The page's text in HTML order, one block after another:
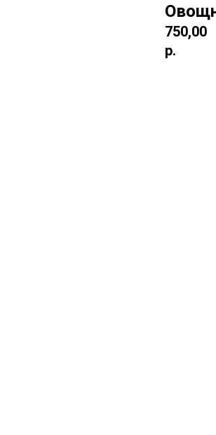
750,00
р.